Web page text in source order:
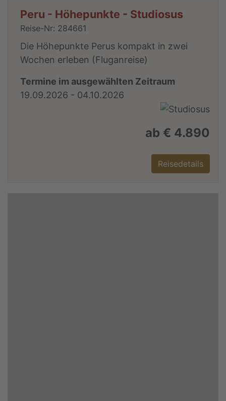
Peru - Höhepunkte - Studiosus
Reise-Nr: 284661
Die Höhepunkte Perus kompakt in zwei
Wochen erleben (Fluganreise)
Termine im ausgewählten Zeitraum
19.09.2026 - 04.10.2026
ab € 4.890
Reisedetails